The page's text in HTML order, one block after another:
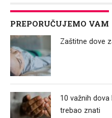
PREPORUČUJEMO VAM
Zaštitne dove
10 važnih
trebao znati